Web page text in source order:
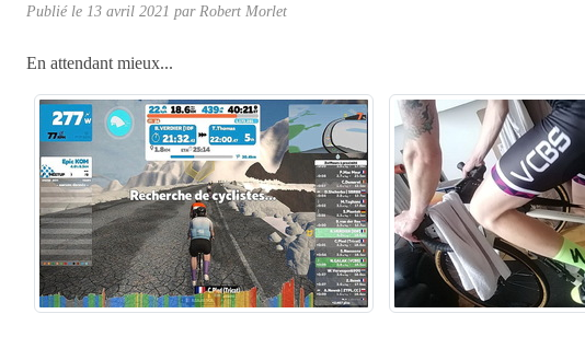
Publié le 13 avril 2021 par Robert Morlet
En attendant mieux...